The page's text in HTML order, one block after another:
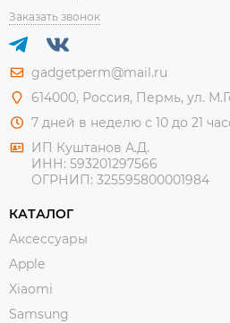
Заказать звонок
gadgetperm@mail.ru
614000, Россия, Пермь, ул.
7 дней в неделю с 10 до 21
ИП Куштанов А.Д.
ИНН: 593201297566
ОГРНИП: 325595800001984
КАТАЛОГ
Аксессуары
Apple
Xiaomi
Samsung